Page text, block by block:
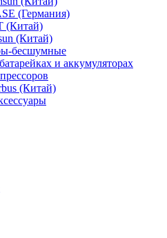
(Германия)
(Китай)
(Китай)
бесшумные
и аккумуляторах
(Китай)